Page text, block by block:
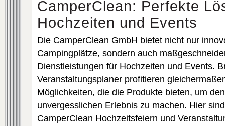
CamperClean: Perfekte
Hochzeiten und Events
Die CamperClean GmbH bietet nicht nur
Campingplätze, sondern auch
Dienstleistungen für Hochzeiten und Events.
Veranstaltungsplaner profitieren
Möglichkeiten, die die Produkte bieten, um
unvergesslichen Erlebnis zu machen. Hier
CamperClean Hochzeitsfeiern und